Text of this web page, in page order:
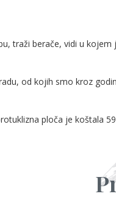
traži berače, vidi u
od kojih smo kroz
ploča je koštala